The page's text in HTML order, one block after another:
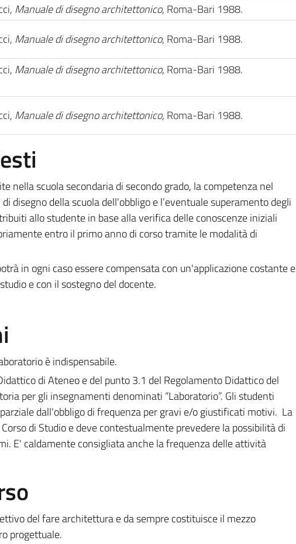
Manuale di disegno architettonico, Roma-Bari 1988.
Manuale di disegno architettonico, Roma-Bari 1988.
Manuale di disegno architettonico, Roma-Bari 1988.
Manuale di disegno architettonico, Roma-Bari 1988.
nella scuola secondaria di secondo grado, la competenza nel
disegno della scuola dell'obbligo e l’eventuale superamento degli
allo studente in base alla verifica delle conoscenze iniziali
entro il primo anno di corso tramite le modalità di
in ogni caso essere compensata con un'applicazione costante e
e con il sostegno del docente.
è indispensabile.
di Ateneo e del punto 3.1 del Regolamento Didattico del
per gli insegnamenti denominati “Laboratorio”. Gli studenti
dall'obbligo di frequenza per gravi e/o giustificati motivi. La
di Studio e deve contestualmente prevedere la possibilità di
E' caldamente consigliata anche la frequenza delle attività
del fare architettura e da sempre costituisce il mezzo
progettuale.